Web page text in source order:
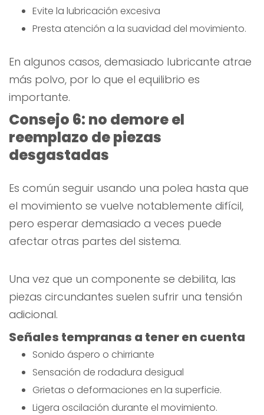
Evite la lubricación excesiva
Presta atención a la suavidad del movimiento.
En algunos casos, demasiado lubricante atrae
más polvo, por lo que el equilibrio es
importante.
Consejo 6: no demore el
reemplazo de piezas
desgastadas
Es común seguir usando una polea hasta que
el movimiento se vuelve notablemente difícil,
pero esperar demasiado a veces puede
afectar otras partes del sistema.
Una vez que un componente se debilita, las
piezas circundantes suelen sufrir una tensión
adicional.
Señales tempranas a tener en cuenta
Sonido áspero o chirriante
Sensación de rodadura desigual
Grietas o deformaciones en la superficie.
Ligera oscilación durante el movimiento.